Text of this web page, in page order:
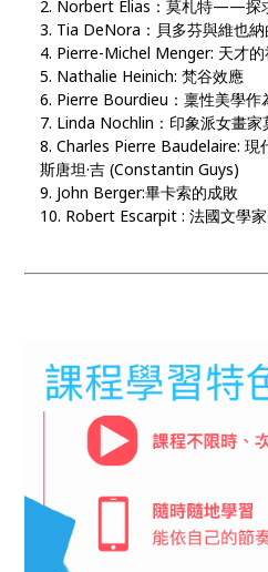
Norbert Elias：莫札特——探
Tia DeNora：貝多芬與維也
Pierre-Michel Menger: 天才
Nathalie Heinich: 梵谷效應
Pierre Bourdieu：稟性美學
Linda Nochlin：印象派女畫
Charles Pierre Baudelaire:
斯唐坦·吉 (Constantin Guys)
John Berger:畢卡索的成敗
Robert Escarpit : 法國文學